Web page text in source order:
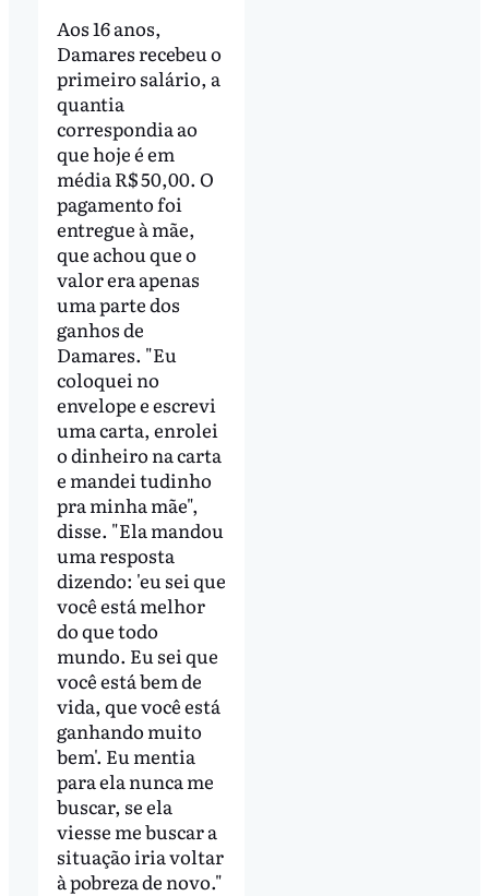
Aos 16 anos,
Damares recebeu o
primeiro salário, a
quantia
correspondia ao
que hoje é em
média R$ 50,00. O
pagamento foi
entregue à mãe,
que achou que o
valor era apenas
uma parte dos
ganhos de
Damares. "Eu
coloquei no
envelope e escrevi
uma carta, enrolei
o dinheiro na carta
e mandei tudinho
pra minha mãe",
disse. "Ela mandou
uma resposta
dizendo: 'eu sei que
você está melhor
do que todo
mundo. Eu sei que
você está bem de
vida, que você está
ganhando muito
bem'. Eu mentia
para ela nunca me
buscar, se ela
viesse me buscar a
situação iria voltar
à pobreza de novo."